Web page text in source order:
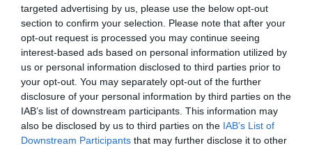
targeted advertising by us, please use the below opt-out
section to confirm your selection. Please note that after your
opt-out request is processed you may continue seeing
interest-based ads based on personal information utilized by
us or personal information disclosed to third parties prior to
your opt-out. You may separately opt-out of the further
disclosure of your personal information by third parties on the
IAB’s list of downstream participants. This information may
also be disclosed by us to third parties on the IAB’s List of
Downstream Participants that may further disclose it to other
El caso valenciano no puede separarse tampoco de la
situación interna del Partido Popular.Génova sigue